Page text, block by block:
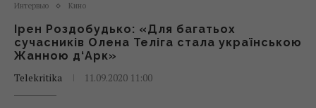
Интервью Кино
Ірен Роздобудько: «Для багатьох
сучасників Олена Теліга стала українською
Жанною д‘Арк»
Telekritika
11.09.2020 11:00